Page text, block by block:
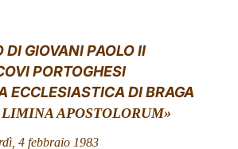
DI GIOVANI PAOLO II
PORTOGHESI
ECCLESIASTICA DI BRAGA
APOSTOLORUM»
4 febbraio 1983